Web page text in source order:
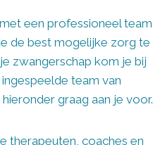
een professioneel team
de best mogelijke zorg te
zwangerschap kom je bij
team van
graag aan je voor.
therapeuten, coaches en